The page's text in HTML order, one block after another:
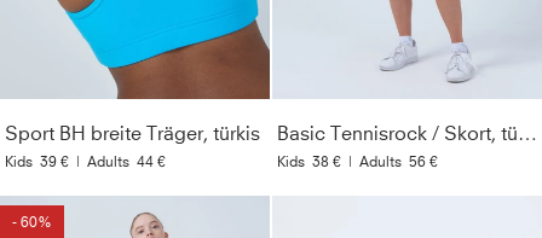
Sport BH breite Träger, türkis
Kids 39 € | Adults 44 €
Basic Tennisrock / Skort, türkis
Kids 38 € | Adults 56 €
- 60%